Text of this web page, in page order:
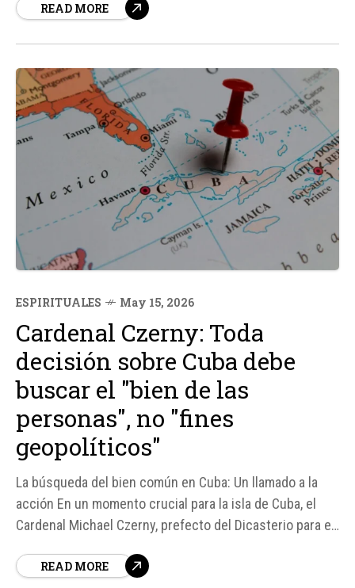
profunda fe y dedicación. Nacido en Brno, en la actual
READ MORE
ESPIRITUALES May 15, 2026
Cardenal Czerny: Toda
decisión sobre Cuba debe
buscar el "bien de las
personas", no "fines
geopolíticos"
La búsqueda del bien común en Cuba: Un llamado a la
acción En un momento crucial para la isla de Cuba, el
Cardenal Michael Czerny, prefecto del Dicasterio para el
llamado a la comunidad internacional para que todas las
READ MORE